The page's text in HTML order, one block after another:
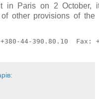
in Paris on 2 October,
other provisions of the
44-390.80.10  Fax: